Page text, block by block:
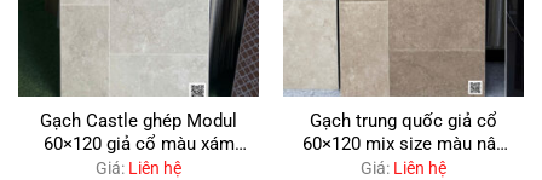
Gạch Castle ghép Modul
60×120 giả cổ màu xám
trắng
Giá: Liên hệ
Gạch trung quốc giả cổ
60×120 mix size màu nâu
nhạt
Giá: Liên hệ